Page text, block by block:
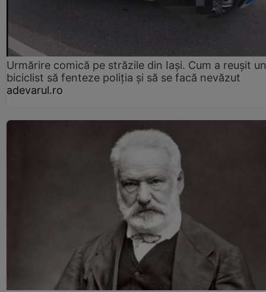
Urmărire comică pe străzile din Iași. Cum a reușit un
biciclist să fenteze poliția și să se facă nevăzut
adevarul.ro